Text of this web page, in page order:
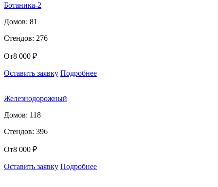
Ботаника-2
Домов: 81
Стендов: 276
От8 000 ₽
Оставить заявку Подробнее
Железнодорожный
Домов: 118
Стендов: 396
От8 000 ₽
Оставить заявку Подробнее